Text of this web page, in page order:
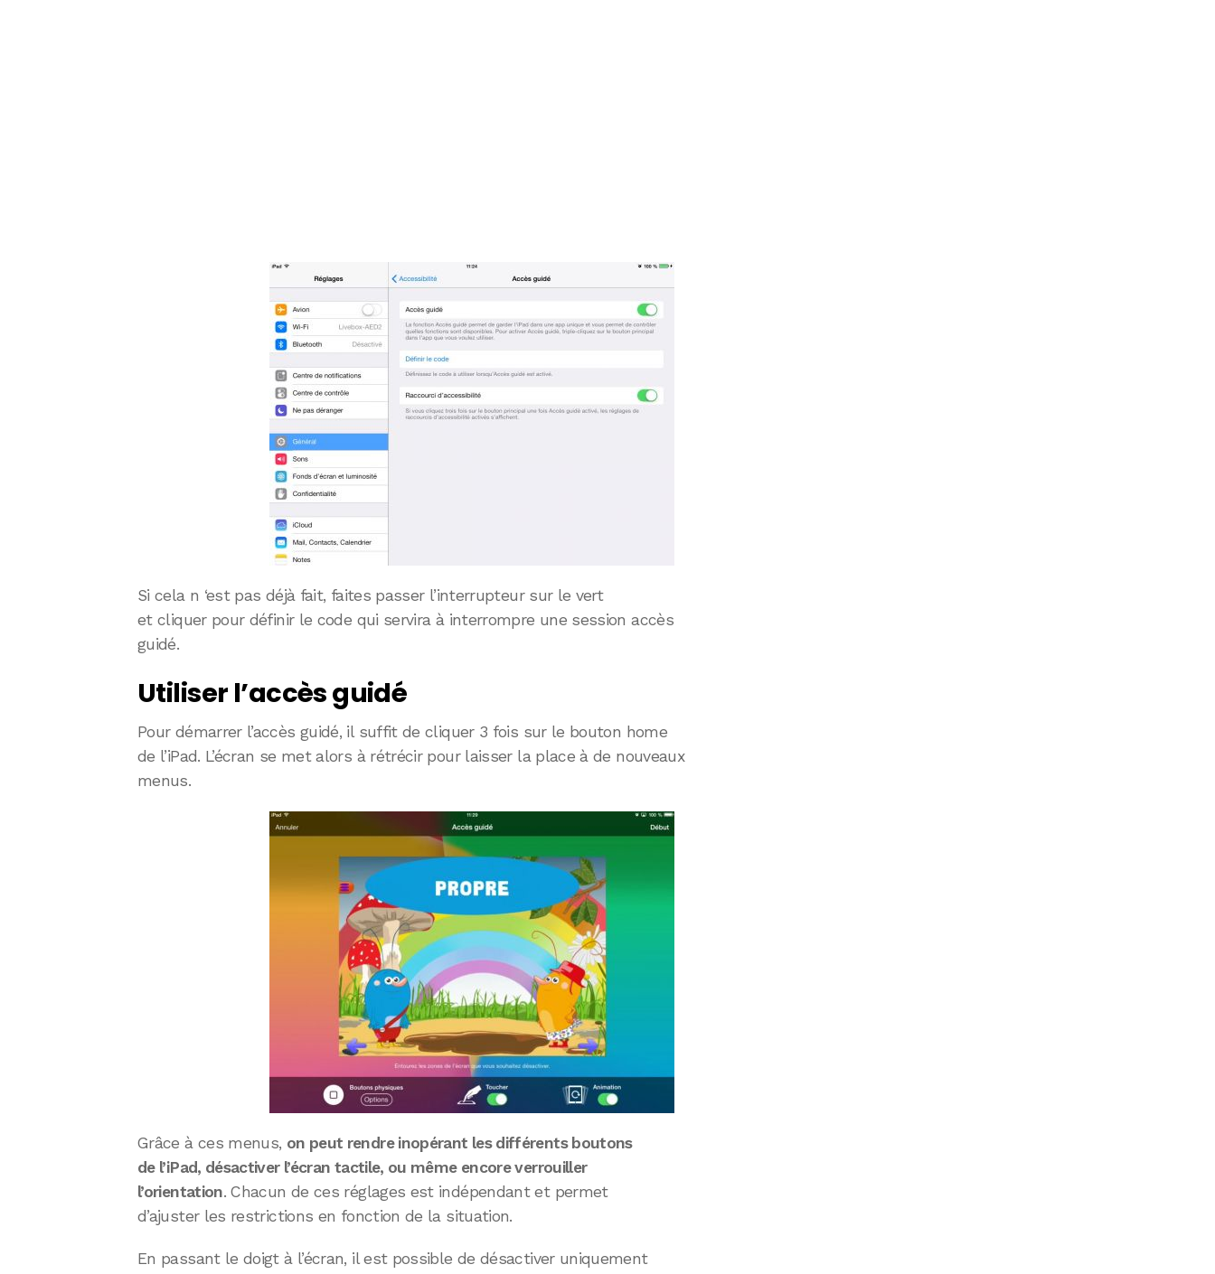
Si cela n ‘est pas déjà fait, faites passer l’interrupteur sur le vert
et cliquer pour définir le code qui servira à interrompre une session accès
guidé.
Utiliser l’accès guidé
Pour démarrer l’accès guidé, il suffit de cliquer 3 fois sur le bouton home
de l’iPad. L’écran se met alors à rétrécir pour laisser la place à de nouveaux
menus.
Grâce à ces menus, on peut rendre inopérant les différents boutons
de l’iPad, désactiver l’écran tactile, ou même encore verrouiller
l’orientation. Chacun de ces réglages est indépendant et permet
d’ajuster les restrictions en fonction de la situation.
En passant le doigt à l’écran, il est possible de désactiver uniquement